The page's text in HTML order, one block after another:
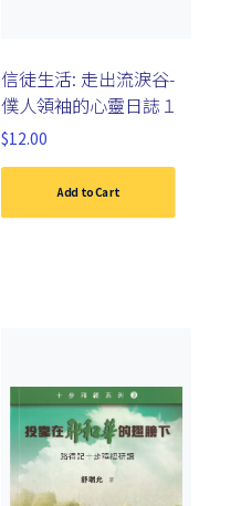
信徒生活: 走出流淚谷-
僕人領袖的心靈日誌１
$12.00
Add to Cart